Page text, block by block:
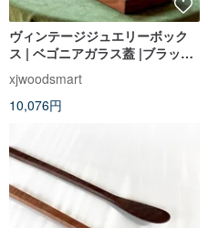
ヴィンテージジュエリーボック
ス | ベゴニアガラス蓋 |ブラック
ウォールナットとチェリー材 | 母
の日 | ギフト
xjwoodsmart
10,076円